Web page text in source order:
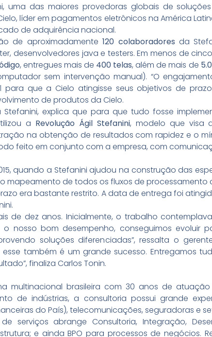
uma das maiores provedoras globais de
líder em pagamentos eletrônicos na América
de adquirência nacional.
de aproximadamente120 colaboradores da
desenvolvedores java e testers. Em menos de
, entregues mais de 400 telas, além de mais de
sem intervenção manual). “O
que a Cielo atingisse seus objetivos de
de produtos da Cielo.
Stefanini, explica que para que tudo fosse
a Revolução Ágil Stefanini, modelo que visa
na obtenção de resultados com rapidez e o
feito em conjunto com a empresa, com
quando a Stefanini ajudou na construção das
mapeamento de todos os fluxos de processamento
era bastante restrito. A data de entrega foi
de dez anos. Inicialmente, o trabalho
nosso bom desempenho, conseguimos evoluir
soluções diferenciadas”, ressalta o
também é um grande sucesso. Entregamos
finaliza Carlos Tonin.
multinacional brasileira com 30 anos de
de indústrias, a consultoria possui grande
do País), telecomunicações, seguradoras e
serviços abrange Consultoria, Integração,
e ainda BPO para processos de negócios.